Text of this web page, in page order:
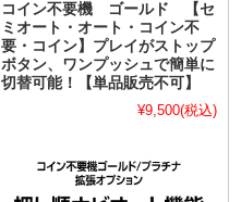
コイン不要機 ゴールド 【セ
ミオート・オート・コイン不
要・コイン】プレイがストップ
ボタン、ワンプッシュで簡単に
切替可能！【単品販売不可】
¥9,500(税込)